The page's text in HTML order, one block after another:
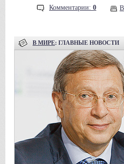
Комментарии: 0
В МИРЕ: ГЛАВНЫЕ НОВОСТИ